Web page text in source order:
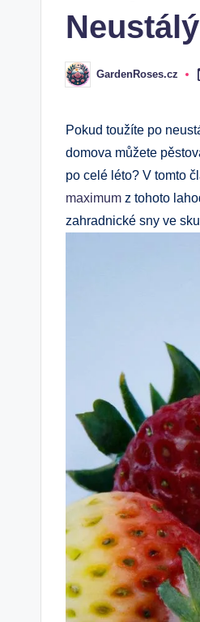
Posted
by
GardenRoses.cz
Pokud toužíte po
domova můžete
po celé léto? V tomto
maximum z tohoto
zahradnické sny ve